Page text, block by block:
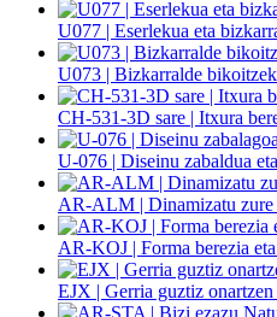
U077 | Eserlekua eta
U073 | Bizkarralde
CH-531-3D sare | Itxura
U-076 | Diseinu zabaldua
AR-ALM | Dinamizatu zure
AR-KOJ | Forma berezia
EJX | Gerria guztiz